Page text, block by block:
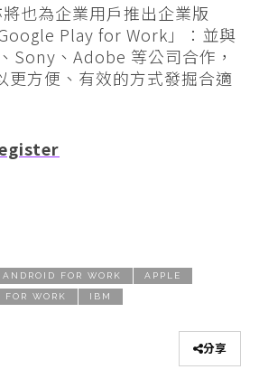
也為企業用戶推出企業版
Play for Work」：並與
Sony、Adobe 等公司合作，
更方便、有效的方式發掘合適
ANDROID FOR WORK APPLE
FOR WORK IBM
分享